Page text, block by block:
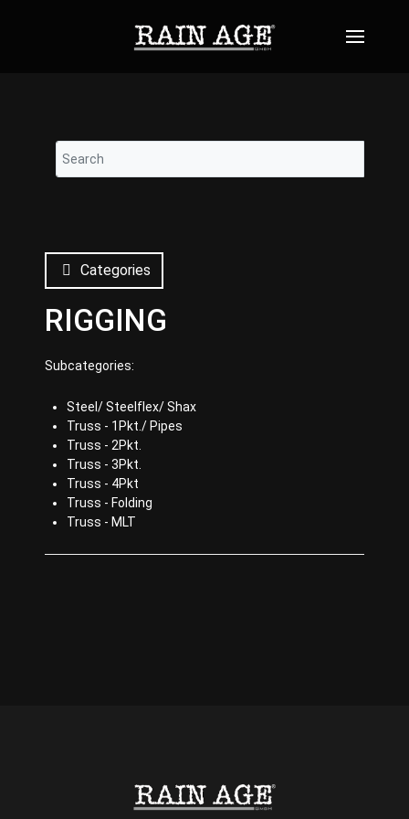
Categories
RIGGING
Subcategories:
Steel/ Steelflex/ Shax
Truss - 1Pkt./ Pipes
Truss - 2Pkt.
Truss - 3Pkt.
Truss - 4Pkt
Truss - Folding
Truss - MLT